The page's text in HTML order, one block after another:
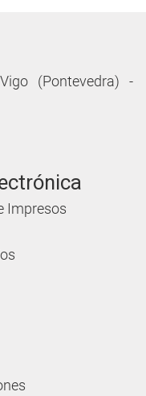
(Pontevedra) -
Impresos